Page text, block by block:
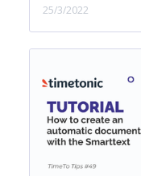
25/3/2022